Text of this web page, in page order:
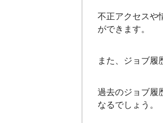
不正アクセスや
ができます。
また、ジョブ履
過去のジョブ履
なるでしょう。